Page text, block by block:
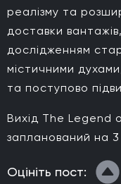
реалізму та
доставки
дослідженням
містичними
та поступово
Вихід The Legend
запланований на
Оцініть пост: